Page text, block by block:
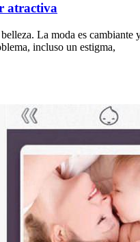
atractiva
La moda es cambiante
incluso un estigma,